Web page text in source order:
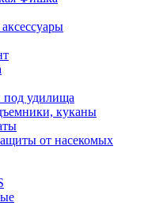
под удилища
куканы
от насекомых